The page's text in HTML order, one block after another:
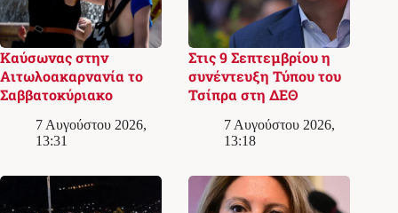
Καύσωνας στην
Αιτωλοακαρνανία το
Σαββατοκύριακο
7 Αυγούστου 2026,
13:31
Στις 9 Σεπτεμβρίου η
συνέντευξη Τύπου του
Τσίπρα στη ΔΕΘ
7 Αυγούστου 2026,
13:18